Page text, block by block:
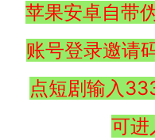
苹果安卓自带
账号登录邀请
点短剧输入
可进